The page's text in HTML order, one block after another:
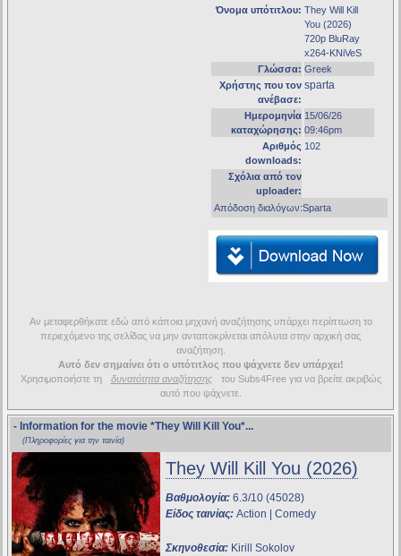
Όνομα υπότιτλου: They Will Kill
You (2026)
720p BluRay
x264-KNiVeS
Γλώσσα: Greek
Χρήστης που τον
ανέβασε:
sparta
Ημερομηνία
καταχώρησης:
15/06/26
09:46pm
Αριθμός
downloads:
102
Σχόλια από τον
uploader:
Απόδοση διαλόγων:Sparta
Αν μεταφερθήκατε εδώ από κάποια μηχανή αναζήτησης υπάρχει περίπτωση το
περιεχόμενο της σελίδας να μην ανταποκρίνεται απόλυτα στην αρχική σας
αναζήτηση.
Αυτό δεν σημαίνει ότι ο υπότιτλος που ψάχνετε δεν υπάρχει!
Χρησιμοποιήστε τη
δυνατότητα αναζήτησης
του Subs4Free για να βρείτε ακριβώς
αυτό που ψάχνετε.
- Information for the movie *They Will Kill You*...
(Πληροφορίες για την ταινία)
They Will Kill You (2026)
Βαθμολογία: 6.3/10 (45028)
Είδος ταινίας: Action | Comedy
Σκηνοθεσία: Kirill Sokolov